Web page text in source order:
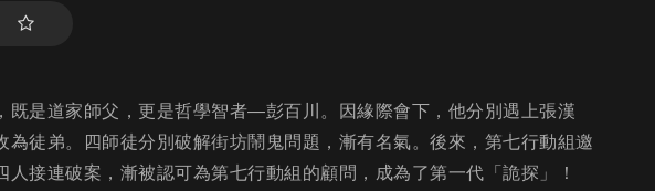
既是道家師父，更是哲學智者—彭百川。因緣際會下，他分別遇上張漢
為徒弟。四師徒分別破解街坊鬧鬼問題，漸有名氣。後來，第七行動組邀
接連破案，漸被認可為第七行動組的顧問，成為了第一代「詭探」！